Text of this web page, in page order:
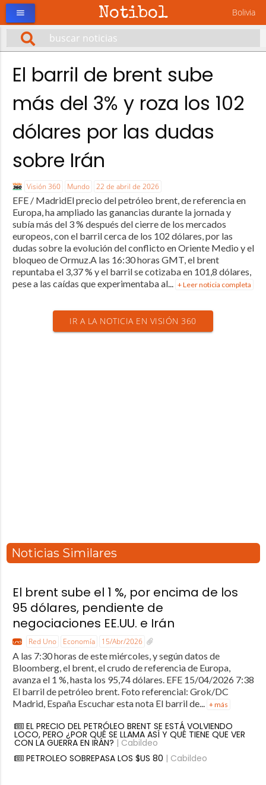
Notibol Bolivia
menu
El barril de brent sube
más del 3% y roza los 102
dólares por las dudas
sobre Irán
Visión 360 Mundo 22 de abril de 2026
EFE / MadridEl precio del petróleo brent, de referencia en
Europa, ha ampliado las ganancias durante la jornada y
subía más del 3 % después del cierre de los mercados
europeos, con el barril cerca de los 102 dólares, por las
dudas sobre la evolución del conflicto en Oriente Medio y el
bloqueo de Ormuz.A las 16:30 horas GMT, el brent
repuntaba el 3,37 % y el barril se cotizaba en 101,8 dólares,
pese a las caídas que experimentaba al... + Leer noticia completa
IR A LA NOTICIA EN VISIÓN 360
Noticias Similares
El brent sube el 1 %, por encima de los
95 dólares, pendiente de
negociaciones EE.UU. e Irán
Red Uno Economía 15/Abr/2026
A las 7:30 horas de este miércoles, y según datos de
Bloomberg, el brent, el crudo de referencia de Europa,
avanza el 1 %, hasta los 95,74 dólares. EFE 15/04/2026 7:38
El barril de petróleo brent. Foto referencial: Grok/DC
Madrid, España Escuchar esta nota El barril de... + más
EL PRECIO DEL PETRÓLEO BRENT SE ESTÁ VOLVIENDO
LOCO, PERO ¿POR QUÉ SE LLAMA ASÍ Y QUÉ TIENE QUE VER
CON LA GUERRA EN IRÁN? | Cabildeo
PETROLEO SOBREPASA LOS $US 80 | Cabildeo